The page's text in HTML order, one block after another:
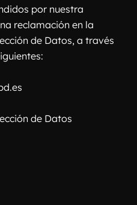
por nuestra
reclamación en la
de Datos, a través
de Datos